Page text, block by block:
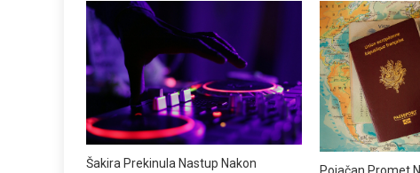
Šakira Prekinula Nastup Nakon